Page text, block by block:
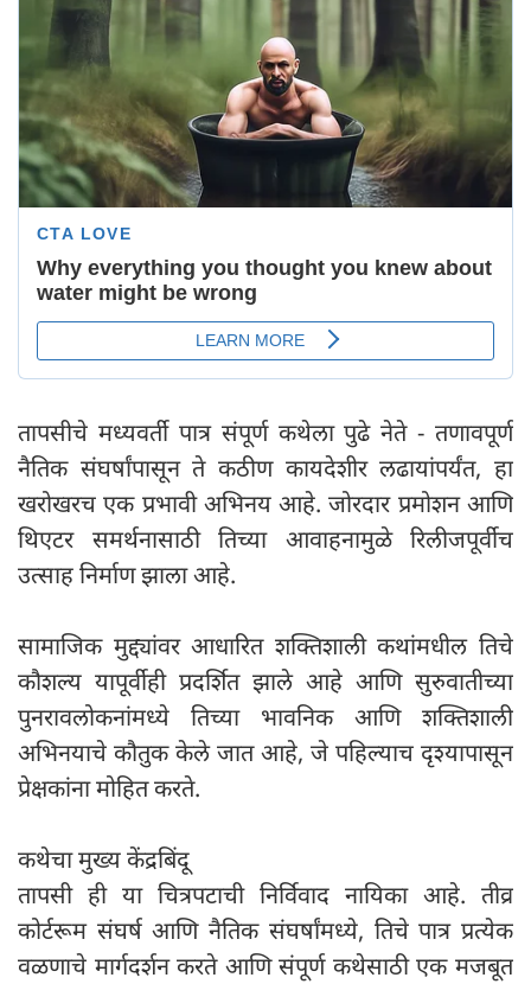
तापसीचे मध्यवर्ती पात्र संपूर्ण कथेला पुढे नेते - तणावपूर्ण
नैतिक संघर्षांपासून ते कठीण कायदेशीर लढायांपर्यंत, हा
खरोखरच एक प्रभावी अभिनय आहे. जोरदार प्रमोशन आणि
थिएटर समर्थनासाठी तिच्या आवाहनामुळे रिलीजपूर्वीच
उत्साह निर्माण झाला आहे.
सामाजिक मुद्द्यांवर आधारित शक्तिशाली कथांमधील तिचे
कौशल्य यापूर्वीही प्रदर्शित झाले आहे आणि सुरुवातीच्या
पुनरावलोकनांमध्ये तिच्या भावनिक आणि शक्तिशाली
अभिनयाचे कौतुक केले जात आहे, जे पहिल्याच दृश्यापासून
प्रेक्षकांना मोहित करते.
कथेचा मुख्य केंद्रबिंदू
तापसी ही या चित्रपटाची निर्विवाद नायिका आहे. तीव्र
कोर्टरूम संघर्ष आणि नैतिक संघर्षांमध्ये, तिचे पात्र प्रत्येक
वळणाचे मार्गदर्शन करते आणि संपूर्ण कथेसाठी एक मजबूत